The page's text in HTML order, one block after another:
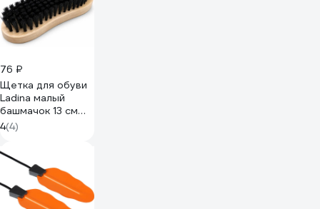
76 ₽
Щетка для обуви
Ladina малый
башмачок 13 см
300102-4
4(4)